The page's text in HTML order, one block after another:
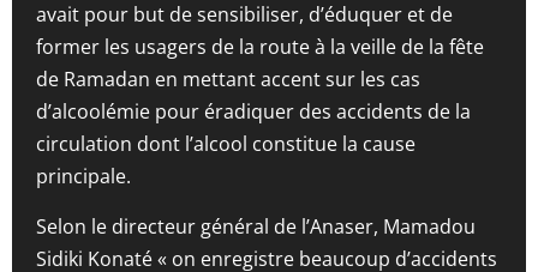
avait pour but de sensibiliser, d’éduquer et de
former les usagers de la route à la veille de la fête
de Ramadan en mettant accent sur les cas
d’alcoolémie pour éradiquer des accidents de la
circulation dont l’alcool constitue la cause
principale.
Selon le directeur général de l’Anaser, Mamadou
Sidiki Konaté « on enregistre beaucoup d’accidents